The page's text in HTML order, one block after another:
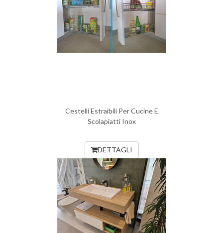
Cestelli Estraibili Per Cucine E
Scolapiatti Inox
DETTAGLI